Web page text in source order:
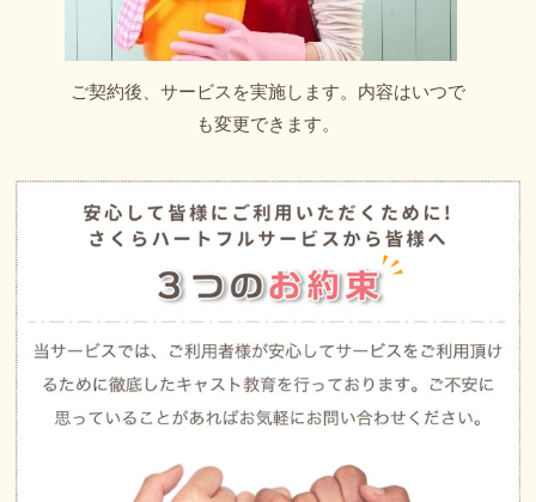
ご契約後、サービスを実施します。内容はいつで
も変更できます。